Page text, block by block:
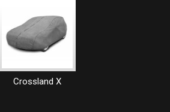
Crossland X